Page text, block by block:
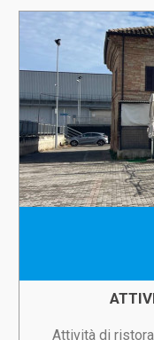
Attività di